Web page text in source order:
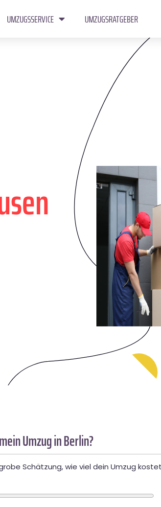
UMZUGSSERVICE UMZUGSRATGEBER
Umzug in Berlin?
Schätzung, wie viel dein Umzug